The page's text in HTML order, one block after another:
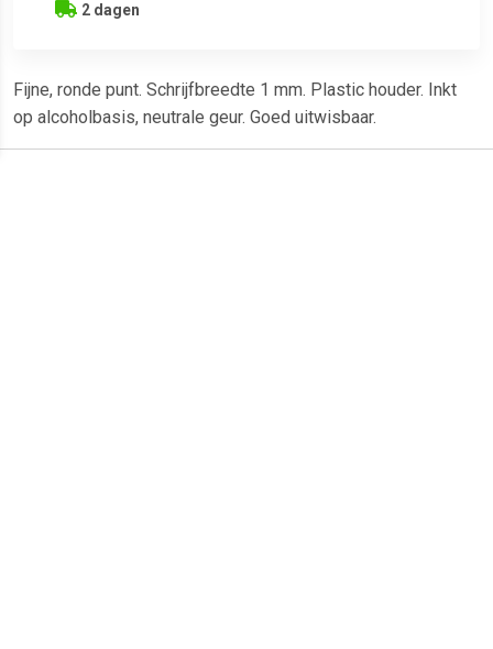
2 dagen
Fijne, ronde punt. Schrijfbreedte 1 mm. Plastic houder. Inkt
op alcoholbasis, neutrale geur. Goed uitwisbaar.